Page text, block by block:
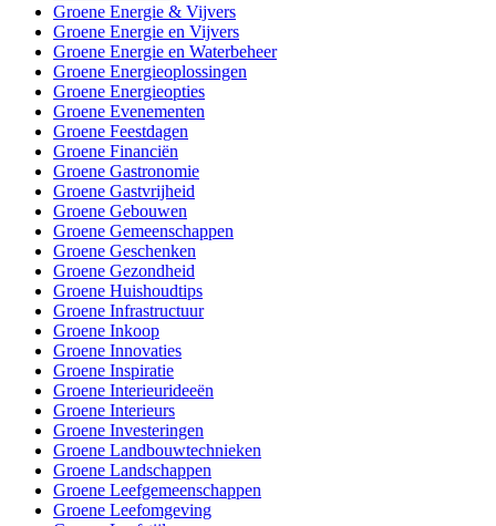
Groene Energie & Vijvers
Groene Energie en Vijvers
Groene Energie en Waterbeheer
Groene Energieoplossingen
Groene Energieopties
Groene Evenementen
Groene Feestdagen
Groene Financiën
Groene Gastronomie
Groene Gastvrijheid
Groene Gebouwen
Groene Gemeenschappen
Groene Geschenken
Groene Gezondheid
Groene Huishoudtips
Groene Infrastructuur
Groene Inkoop
Groene Innovaties
Groene Inspiratie
Groene Interieurideeën
Groene Interieurs
Groene Investeringen
Groene Landbouwtechnieken
Groene Landschappen
Groene Leefgemeenschappen
Groene Leefomgeving